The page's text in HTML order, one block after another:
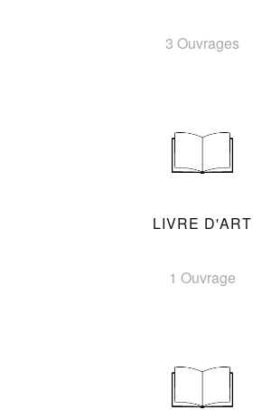
3 Ouvrages
LIVRE D'ART
1 Ouvrage